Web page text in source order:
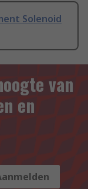
Solenoid
van
en